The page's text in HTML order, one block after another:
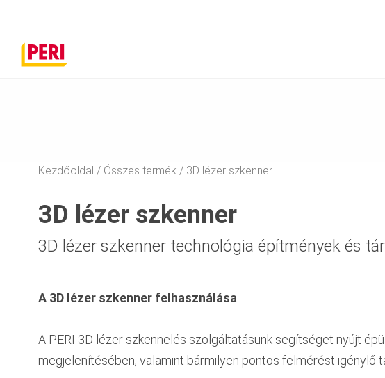
Kezdőoldal Összes termék 3D lézer szkenner
3D lézer szkenner
3D lézer szkenner technológia építmények és
A 3D lézer szkenner felhasználása
A PERI 3D lézer szkennelés szolgáltatásunk segítséget nyújt
megjelenítésében, valamint bármilyen pontos felmérést igénylő